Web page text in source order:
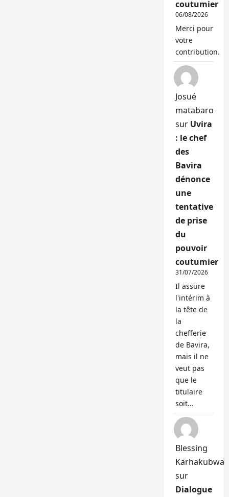
coutumier
06/08/2026
Merci pour
votre
contribution.
Josué
matabaro
sur Uvira
: le chef
des
Bavira
dénonce
une
tentative
de prise
du
pouvoir
coutumier
31/07/2026
Il assure
l'intérim à
la tête de
la
chefferie
de Bavira,
mais il ne
veut pas
que le
titulaire
soit…
Blessing
Karhakubwa
sur
Dialogue